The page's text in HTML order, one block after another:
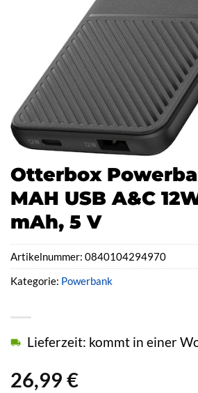
Otterbox
MAH USB A&C
mAh, 5 V
26,99 €
Lieferzeit: kommt in einer
Artikelnummer: 0840104294970
Kategorie: Powerbank